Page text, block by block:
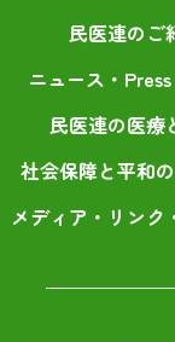
民医連のご
ニュース・
民医連の医療
社会保障と平和
メディア・リンク